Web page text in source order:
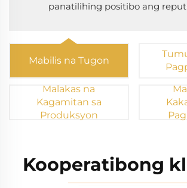
panatilihing positibo ang
Mabilis na Tugon
Malakas na
Kagamitan sa
Produksyon
Kooperatibong